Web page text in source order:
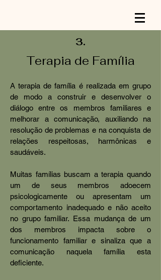
3.
Terapia de Família
A terapia de família é realizada em grupo
de modo a construir e desenvolver o
diálogo entre os membros familiares e
melhorar a comunicação, auxiliando na
resolução de problemas e na conquista de
relações respeitosas, harmônicas e
saudáveis.
Muitas famílias buscam a terapia quando
um de seus membros adoecem
psicologicamente ou apresentam um
comportamento inadequado e não aceito
no grupo familiar. Essa mudança de um
dos membros impacta sobre o
funcionamento familiar e sinaliza que a
comunicação naquela família esta
deficiente.